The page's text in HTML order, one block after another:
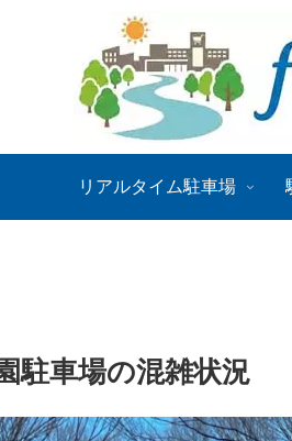
リアルタイム駐車場
駐車場の混雑状況